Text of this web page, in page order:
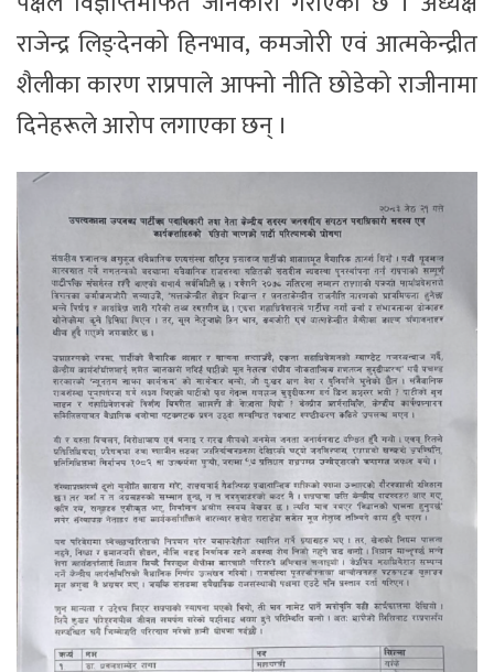
राजेन्द्र लिङ्देनको हिनभाव, कमजोरी एवं आत्मकेन्द्रीत
शैलीका कारण राप्रपाले आफ्नो नीति छोडेको राजीनामा
दिनेहरूले आरोप लगाएका छन् ।